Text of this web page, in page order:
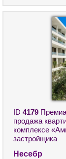
ID 4179
продажа
комплексе
застройщика
Несебр